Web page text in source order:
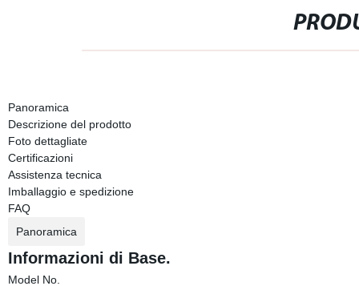
Panoramica
Descrizione del prodotto
Foto dettagliate
Certificazioni
Assistenza tecnica
Imballaggio e spedizione
FAQ
Panoramica
Informazioni di Base.
Model No.